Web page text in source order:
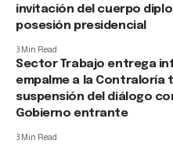
invitación del cuerpo
posesión presidencial
3 Min Read
Sector Trabajo entrega
empalme a la Contraloría
suspensión del diálogo
Gobierno entrante
3 Min Read